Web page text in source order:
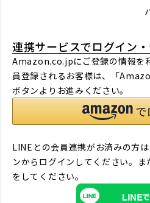
連携サービスでログイン
Amazon.co.jpにご登録の情報を
員登録されるお客様は、「
ボタンよりお進みください。
LINEとの会員連携がお済みの方
ンからログインしてください。ま
をしてください。